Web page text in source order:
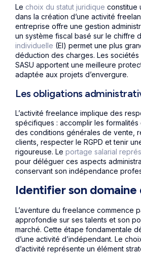
Le choix du statut juridique constitue
dans la création d’une activité
entreprise offre une gestion
un système fiscal basé sur le chiffre
individuelle (EI) permet une plus
déduction des charges. Les sociétés
SASU apportent une meilleure
adaptée aux projets d’envergure.
Les obligations
L’activité freelance implique des
spécifiques : accomplir les
des conditions générales de vente,
clients, respecter le RGPD et tenir
rigoureuse. Le portage salarial
pour déléguer ces aspects
conservant son indépendance
Identifier son domaine
L’aventure du freelance commence
approfondie sur ses talents et son
marché. Cette étape fondamentale
d’une activité d’indépendant. Le
d’activité représente un élément